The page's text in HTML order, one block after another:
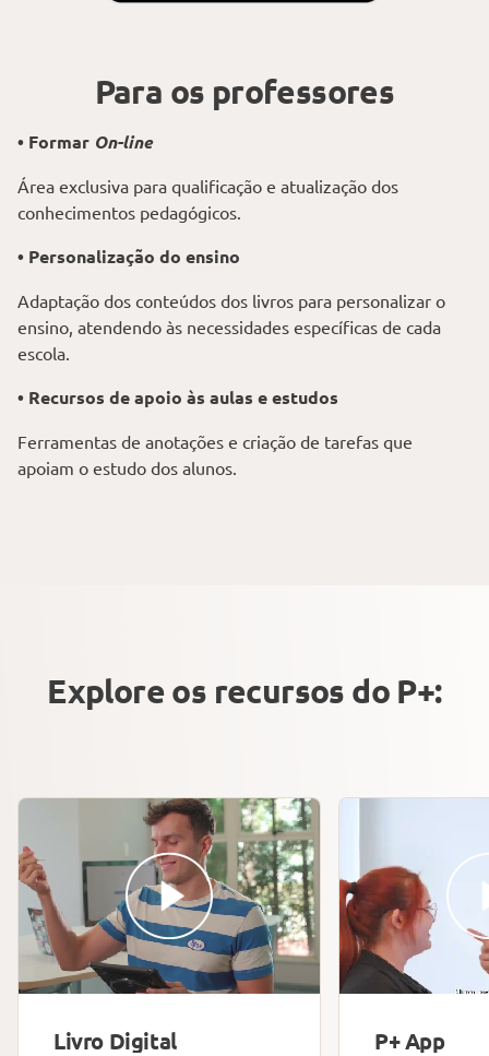
Para os professores
• Formar On-line
Área exclusiva para qualificação e atualização dos
conhecimentos pedagógicos.
• Personalização do ensino
Adaptação dos conteúdos dos livros para personalizar o
ensino, atendendo às necessidades específicas de cada
escola.
• Recursos de apoio às aulas e estudos
Ferramentas de anotações e criação de tarefas que
apoiam o estudo dos alunos.
Explore os recursos do P+:
Livro Digital P+ App